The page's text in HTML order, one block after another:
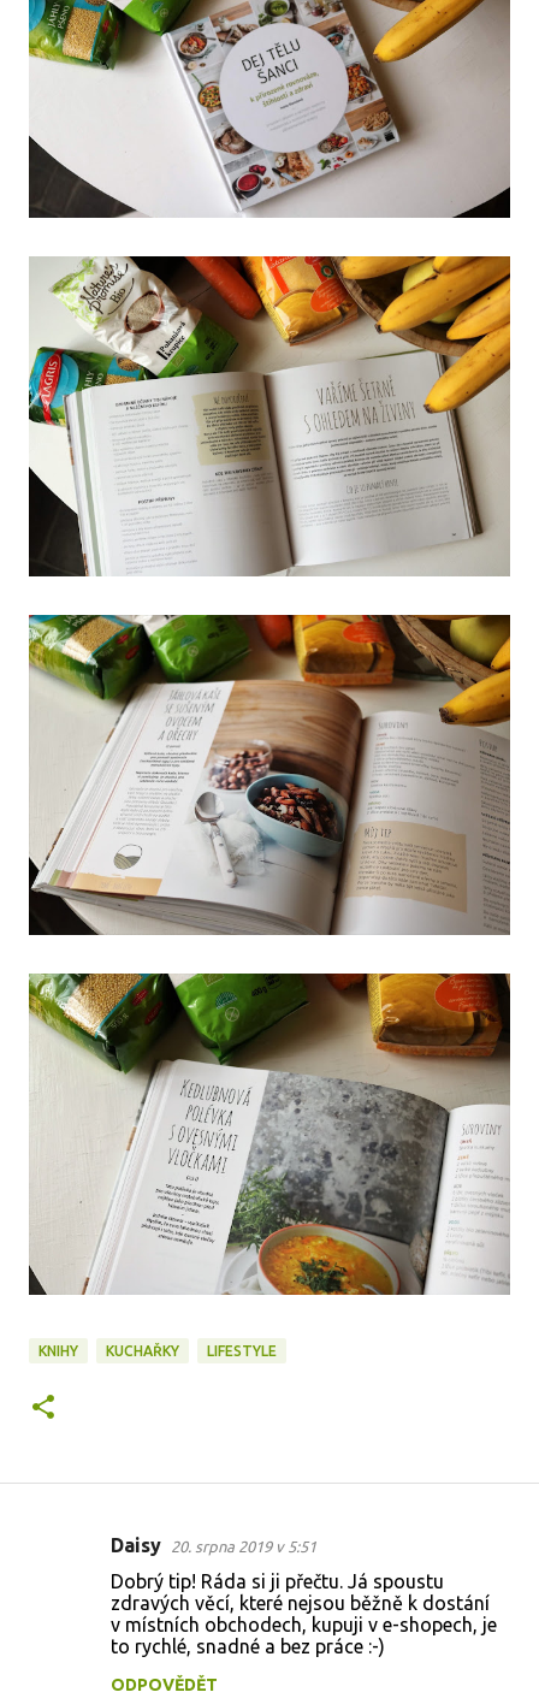
KNIHY KUCHAŘKY LIFESTYLE
Daisy 20. srpna 2019 v 5:51
Dobrý tip! Ráda si ji přečtu. Já spoustu
zdravých věcí, které nejsou běžně k dostání
v místních obchodech, kupuji v e-shopech, je
to rychlé, snadné a bez práce :-)
ODPOVĚDĚT